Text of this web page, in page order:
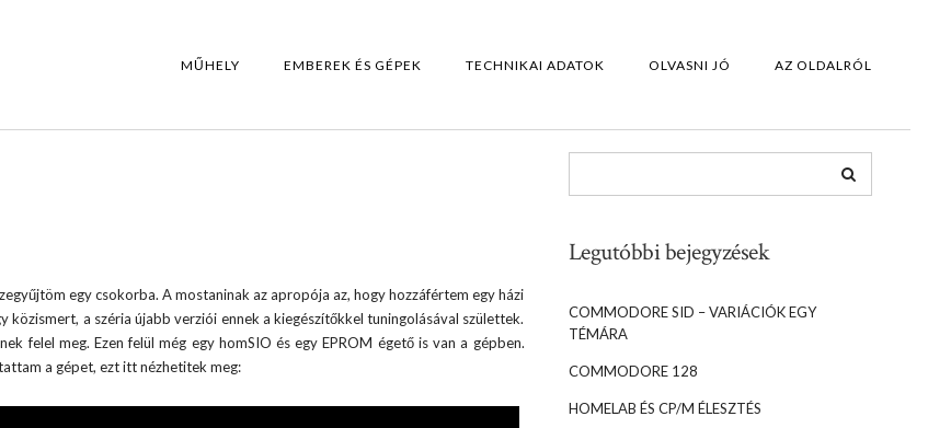
MŰHELY EMBEREK ÉS GÉPEK TECHNIKAI ADATOK OLVASNI JÓ AZ OLDALRÓL
egy csokorba. A mostaninak az apropója az, hogy hozzáfértem egy házi
a széria újabb verziói ennek a kiegészítőkkel tuningolásával születtek.
felel meg. Ezen felül még egy homSIO és egy EPROM égető is van a gépben.
a gépet, ezt itt nézhetitek meg:
Legutóbbi bejegyzések
COMMODORE SID – VARIÁCIÓK EGY
TÉMÁRA
COMMODORE 128
HOMELAB ÉS CP/M ÉLESZTÉS